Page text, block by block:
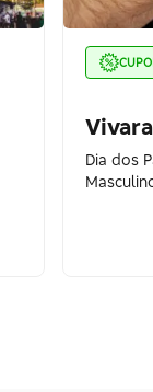
Vivara
Dia dos